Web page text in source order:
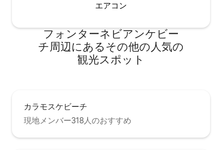
エアコン
フォンターネビアンケビー
チ⁠周⁠辺⁠に⁠あ⁠るそ⁠の⁠他⁠の人⁠気⁠の
観⁠光⁠ス⁠ポ⁠ッ⁠ト
カラモスケビーチ
現地メンバー318人のおすすめ